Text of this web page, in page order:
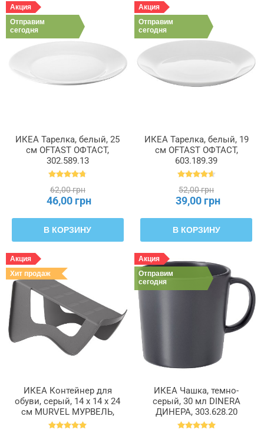
Акция
Отправим
сегодня
ИКЕА Тарелка, белый, 25
см OFTAST ОФТАСТ,
302.589.13
62,00 грн
46,00 грн
В КОРЗИНУ
Акция
Отправим
сегодня
ИКЕА Тарелка, белый, 19
см OFTAST ОФТАСТ,
603.189.39
52,00 грн
39,00 грн
В КОРЗИНУ
Акция
Хит продаж
ИКЕА Контейнер для
обуви, серый, 14 x 14 x 24
см MURVEL МУРВЕЛЬ,
204.348.32
Акция
Отправим
сегодня
ИКЕА Чашка, темно-
серый, 30 мл DINERA
ДИНЕРА, 303.628.20